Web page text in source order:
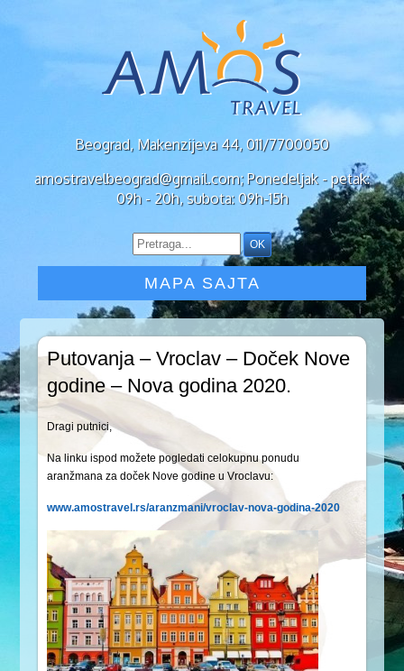
Beograd, Makenzijeva 44, 011/7700050
amostravelbeograd@gmail.com; Ponedeljak - petak:
09h - 20h, subota: 09h-15h
MAPA SAJTA
Putovanja – Vroclav – Doček Nove
godine – Nova godina 2020.
Dragi putnici,
Na linku ispod možete pogledati celokupnu ponudu
aranžmana za doček Nove godine u Vroclavu:
www.amostravel.rs/aranzmani/vroclav-nova-godina-2020